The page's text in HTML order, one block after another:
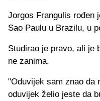
Jorgos Frangulis rođen
Sao Paulu u Brazilu, u
Studirao je pravo, ali je
ne zanima.
"Oduvijek sam znao da
oduvijek želio jeste da